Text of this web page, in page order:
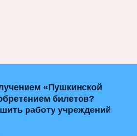
«Пушкинской
билетов?
работу учреждений